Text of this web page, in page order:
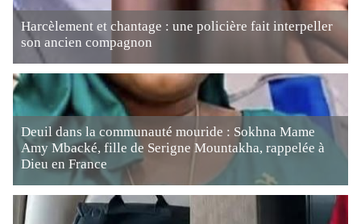
Harcèlement et chantage : une policière fait interpeller
son ancien compagnon
Deuil dans la communauté mouride : Sokhna Mame
Amy Mbacké, fille de Serigne Mountakha, rappelée à
Dieu en France